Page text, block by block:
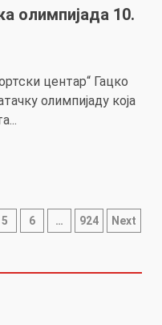
олимпијада 10.
центар“ Гацко
олимпијаду која
5 6 … 924 Next